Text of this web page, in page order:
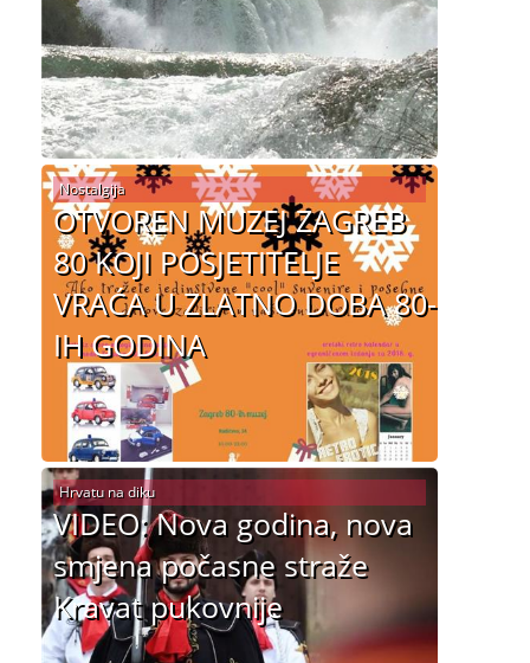
OTVOREN MUZEJ ZAGREB
80 KOJI POSJETITELJE
VRAĆA U ZLATNO DOBA 80-
IH GODINA
Nostalgija
VIDEO: Nova godina, nova
smjena počasne straže
Kravat pukovnije
Hrvatu na diku